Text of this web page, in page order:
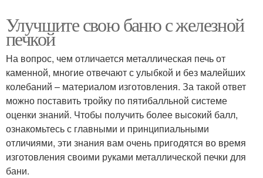
Улучшите свою баню с железной
печкой
На вопрос, чем отличается металлическая печь от
каменной, многие отвечают с улыбкой и без малейших
колебаний – материалом изготовления. За такой ответ
можно поставить тройку по пятибалльной системе
оценки знаний. Чтобы получить более высокий балл,
ознакомьтесь с главными и принципиальными
отличиями, эти знания вам очень пригодятся во время
изготовления своими руками металлической печки для
бани.